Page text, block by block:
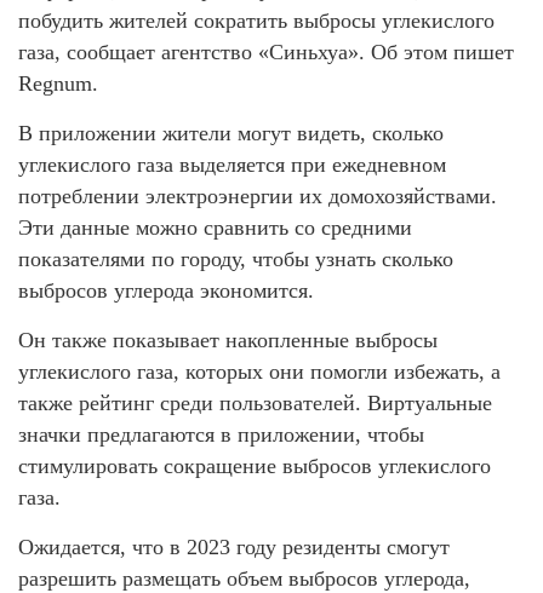
побудить жителей сократить выбросы углекислого
газа, сообщает агентство «Синьхуа». Об этом пишет
Regnum.
В приложении жители могут видеть, сколько
углекислого газа выделяется при ежедневном
потреблении электроэнергии их домохозяйствами.
Эти данные можно сравнить со средними
показателями по городу, чтобы узнать сколько
выбросов углерода экономится.
Он также показывает накопленные выбросы
углекислого газа, которых они помогли избежать, а
также рейтинг среди пользователей. Виртуальные
значки предлагаются в приложении, чтобы
стимулировать сокращение выбросов углекислого
газа.
Ожидается, что в 2023 году резиденты смогут
разрешить размещать объем выбросов углерода,